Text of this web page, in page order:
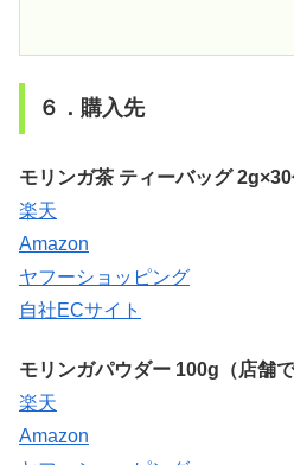
６．購入先
モリンガ茶 ティーバッグ 2g×30
楽天
Amazon
ヤフーショッピング
自社ECサイト
モリンガパウダー 100g（店舗で
楽天
Amazon